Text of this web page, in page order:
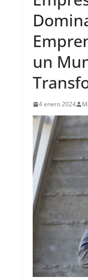
un
4 enero 2024